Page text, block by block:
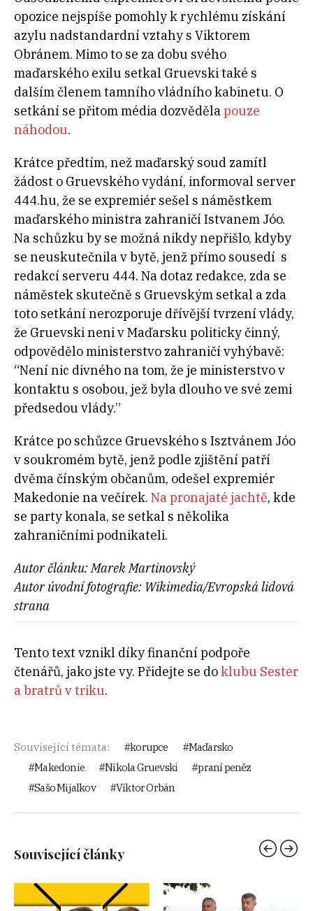
opozice nejspíše pomohly k rychlému získání
azylu nadstandardní vztahy s Viktorem
Obránem. Mimo to se za dobu svého
maďarského exilu setkal Gruevski také s
dalším členem tamního vládního kabinetu. O
setkání se přitom média dozvědělapouze
náhodou.
Krátce předtím, než maďarský soud zamítl
žádost o Gruevského vydání, informoval server
444.hu, že se expremiér sešel s náměstkem
maďarského ministra zahraničí Istvanem Jóo.
Na schůzku by se možná nikdy nepřišlo, kdyby
se neuskutečnila v bytě, jenž přímo sousedí s
redakcí serveru 444. Na dotaz redakce, zda se
náměstek skutečně s Gruevským setkal a zda
toto setkání nerozporuje dřívější tvrzení vlády,
že Gruevski neni v Maďarsku politicky činný,
odpovědělo ministerstvo zahraničí vyhýbavě:
“Není nic divného na tom, že je ministerstvo v
kontaktu s osobou, jež byla dlouho ve své zemi
předsedou vlády.”
Krátce po schůzce Gruevského s Isztvánem Jóo
v soukromém bytě, jenž podle zjištění patří
dvěma čínským občanům, odešel expremiér
Makedonie na večírek. Na pronajaté jachtě, kde
se party konala, se setkal s několika
zahraničními podnikateli.
Autor článku: Marek Martinovský
Autor úvodní fotografie: Wikimedia/Evropská lidová
strana
Tento text vznikl díky finanční podpoře
čtenářů, jako jste vy. Přidejte se doklubu Sester
a bratrů v triku.
Související témata: korupce
Maďarsko
Makedonie
Nikola Gruevski
praní peněz
Sašo Mijalkov
Viktor Orbán
Související články